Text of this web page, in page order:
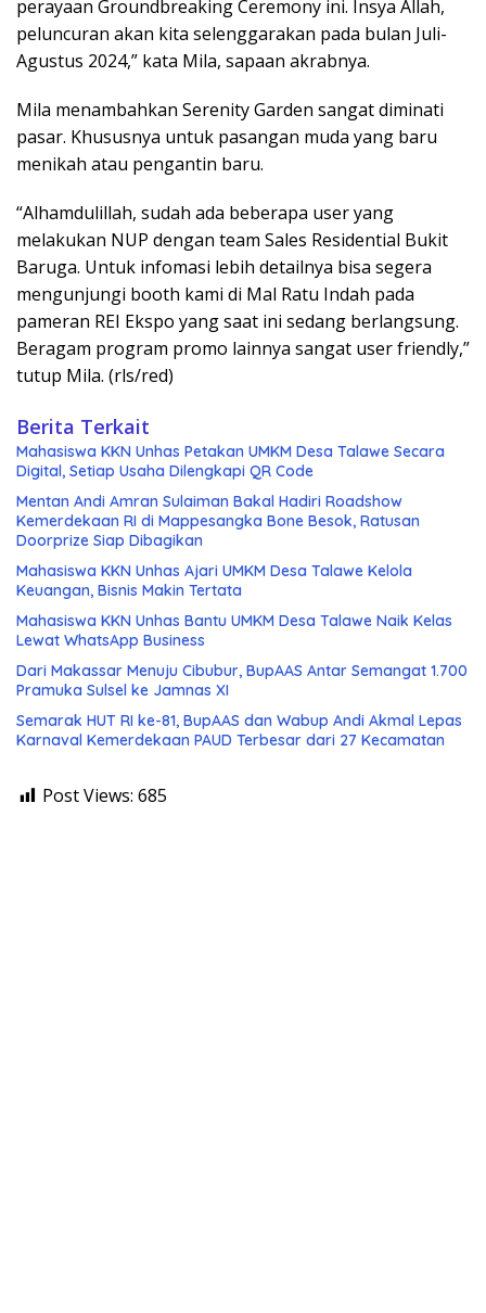
perayaan Groundbreaking Ceremony ini. Insya Allah,
peluncuran akan kita selenggarakan pada bulan Juli-
Agustus 2024,” kata Mila, sapaan akrabnya.
Mila menambahkan Serenity Garden sangat diminati
pasar. Khususnya untuk pasangan muda yang baru
menikah atau pengantin baru.
“Alhamdulillah, sudah ada beberapa user yang
melakukan NUP dengan team Sales Residential Bukit
Baruga. Untuk infomasi lebih detailnya bisa segera
mengunjungi booth kami di Mal Ratu Indah pada
pameran REI Ekspo yang saat ini sedang berlangsung.
Beragam program promo lainnya sangat user friendly,”
tutup Mila. (rls/red)
Berita Terkait
Mahasiswa KKN Unhas Petakan UMKM Desa Talawe Secara
Digital, Setiap Usaha Dilengkapi QR Code
Mentan Andi Amran Sulaiman Bakal Hadiri Roadshow
Kemerdekaan RI di Mappesangka Bone Besok, Ratusan
Doorprize Siap Dibagikan
Mahasiswa KKN Unhas Ajari UMKM Desa Talawe Kelola
Keuangan, Bisnis Makin Tertata
Mahasiswa KKN Unhas Bantu UMKM Desa Talawe Naik Kelas
Lewat WhatsApp Business
Dari Makassar Menuju Cibubur, BupAAS Antar Semangat 1.700
Pramuka Sulsel ke Jamnas XI
Semarak HUT RI ke-81, BupAAS dan Wabup Andi Akmal Lepas
Karnaval Kemerdekaan PAUD Terbesar dari 27 Kecamatan
Post Views: 685